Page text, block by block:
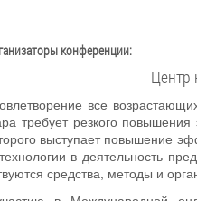
конференции:
Центр
все
требует резкого
выступает повышение
в деятельность
средства, методы и